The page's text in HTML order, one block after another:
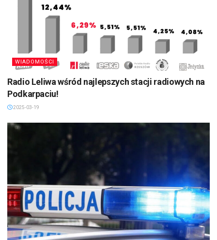
WIADOMOŚCI
Radio Leliwa wśród najlepszych stacji radiowych na
Podkarpaciu!
2025-03-19